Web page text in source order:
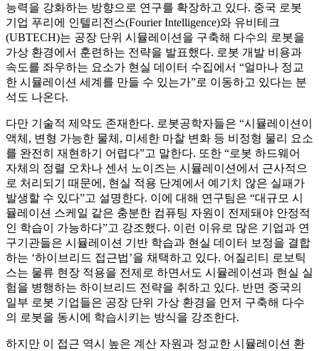
능력을 강화하는 방향으로 연구를 확장하고 있다. 중국 로봇
기업 푸리에 인텔리전스(Fourier Intelligence)와 유비테크
(UBTECH)는 공장 단위 시뮬레이션을 구축해 다수의 로봇을
가상 환경에서 훈련하는 전략을 발표했다. 로봇 개발 비용과
속도를 좌우하는 요소가 현실 데이터 수집에서 “얼마나 정교
한 시뮬레이션 세계를 만들 수 있는가”로 이동하고 있다는 분
석도 나온다.
다만 기술적 제약도 존재한다. 로봇공학자들은 “시뮬레이션이
액체, 변형 가능한 물체, 미세한 마찰 변화 등 비정형 물리 요소
를 완전히 재현하기 어렵다”고 말한다. 또한 “로봇 하드웨어
자체의 정렬 오차나 센서 노이즈는 시뮬레이션에서 근사적으
로 처리되기 때문에, 현실 적용 단계에서 예기치 않은 실패가
발생할 수 있다”고 설명한다. 이에 대해 연구팀은 “대규모 시
뮬레이션 스케일 같은 충분한 컴퓨팅 자원이 전제돼야 안정적
인 학습이 가능하다”고 강조했다. 이런 이유로 많은 기업과 연
구기관들은 시뮬레이션 기반 학습과 현실 데이터 보정을 결합
하는 ‘하이브리드 접근법’을 채택하고 있다. 어질리티 로보틱
스는 물류 현장 적용을 전제로 하면서도 시뮬레이션과 현실 실
험을 병행하는 하이브리드 전략을 취하고 있다. 반면 중국의
일부 로봇 기업들은 공장 단위 가상 환경을 먼저 구축해 다수
의 로봇을 동시에 학습시키는 방식을 강조한다.
하지만 이 접근 역시 높은 계산 자원과 정교한 시뮬레이션 환